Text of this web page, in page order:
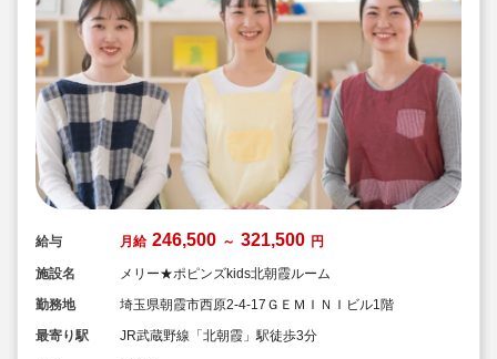
給与 月給 246,500 ～ 321,500 円
施設名
メリー★ポピンズkids北朝霞ルーム
勤務地
埼玉県朝霞市西原2-4-17ＧＥＭＩＮＩビル1階
最寄り駅
JR武蔵野線「北朝霞」駅徒歩3分